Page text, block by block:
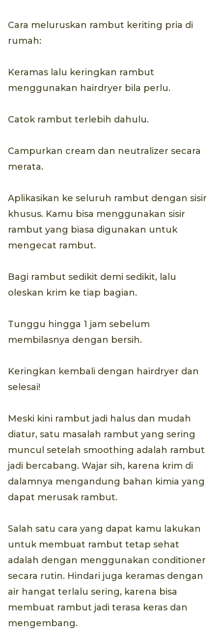
Cara meluruskan rambut keriting pria di
rumah:
Keramas lalu keringkan rambut
menggunakan hairdryer bila perlu.
Catok rambut terlebih dahulu.
Campurkan cream dan neutralizer secara
merata.
Aplikasikan ke seluruh rambut dengan sisir
khusus. Kamu bisa menggunakan sisir
rambut yang biasa digunakan untuk
mengecat rambut.
Bagi rambut sedikit demi sedikit, lalu
oleskan krim ke tiap bagian.
Tunggu hingga 1 jam sebelum
membilasnya dengan bersih.
Keringkan kembali dengan hairdryer dan
selesai!
Meski kini rambut jadi halus dan mudah
diatur, satu masalah rambut yang sering
muncul setelah smoothing adalah rambut
jadi bercabang. Wajar sih, karena krim di
dalamnya mengandung bahan kimia yang
dapat merusak rambut.
Salah satu cara yang dapat kamu lakukan
untuk membuat rambut tetap sehat
adalah dengan menggunakan conditioner
secara rutin. Hindari juga keramas dengan
air hangat terlalu sering, karena bisa
membuat rambut jadi terasa keras dan
mengembang.